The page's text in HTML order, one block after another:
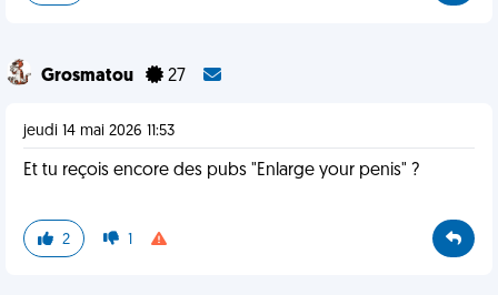
Grosmatou 27
jeudi 14 mai 2026 11:53
Et tu reçois encore des pubs "Enlarge your penis" ?
2 1